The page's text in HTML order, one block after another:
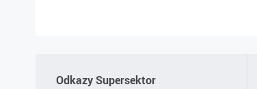
Odkazy Supersektor